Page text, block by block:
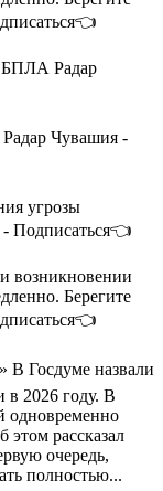
БПЛА Радар
Чувашия -
угрозы
Подписаться👈
возникновении
Берегите
В Госдуме назвали
в 2026 году. В
одновременно
этом рассказал
очередь,
полностью...